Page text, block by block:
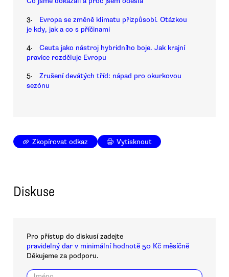
3.
Evropa se změně klimatu přizpůsobí. Otázkou
je kdy, jak a co s příčinami
4.
Ceuta jako nástroj hybridního boje. Jak krajní
pravice rozděluje Evropu
5.
Zrušení devátých tříd: nápad pro okurkovou
sezónu
Zkopírovat odkaz Vytisknout
Diskuse
Pro přístup do diskusí zadejte
pravidelný dar v minimální hodnotě 50 Kč měsíčně
Děkujeme za podporu.